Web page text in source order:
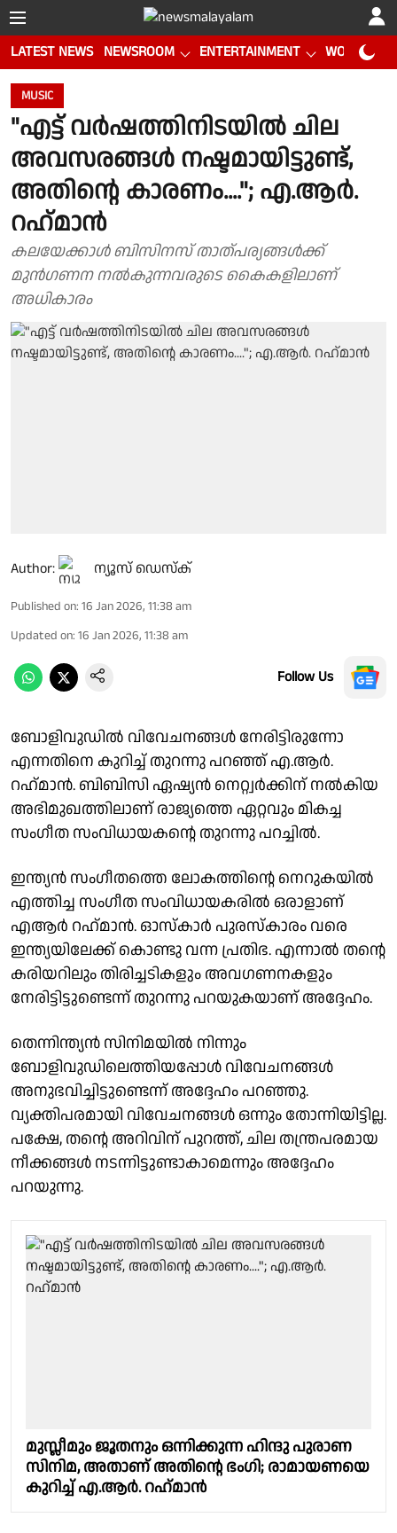
LATEST NEWS NEWSROOM ENTERTAINMENT WORLD CUP
MUSIC
"എട്ട് വര്‍ഷത്തിനിടയില്‍ ചില
അവസരങ്ങള്‍ നഷ്ടമായിട്ടുണ്ട്,
അതിന്റെ കാരണം...."; എ.ആര്‍.
റഹ്‌മാന്‍
കലയേക്കാള്‍ ബിസിനസ് താത്പര്യങ്ങള്‍ക്ക്
മുന്‍ഗണന നല്‍കുന്നവരുടെ കൈകളിലാണ്
അധികാരം
Author: ന്യൂസ് ഡെസ്ക്
Published on: 16 Jan 2026, 11:38 am
Updated on: 16 Jan 2026, 11:38 am
Follow Us
ബോളിവുഡില്‍ വിവേചനങ്ങള്‍ നേരിട്ടിരുന്നോ
എന്നതിനെ കുറിച്ച് തുറന്നു പറഞ്ഞ് എ.ആര്‍.
റഹ്‌മാന്‍. ബിബിസി ഏഷ്യന്‍ നെറ്റ്വര്‍ക്കിന് നല്‍കിയ
അഭിമുഖത്തിലാണ് രാജ്യത്തെ ഏറ്റവും മികച്ച
സംഗീത സംവിധായകന്റെ തുറന്നു പറച്ചില്‍.
ഇന്ത്യന്‍ സംഗീതത്തെ ലോകത്തിന്റെ നെറുകയില്‍
എത്തിച്ച സംഗീത സംവിധായകരില്‍ ഒരാളാണ്
എആര്‍ റഹ്‌മാന്‍. ഓസ്‌കാര്‍ പുരസ്‌കാരം വരെ
ഇന്ത്യയിലേക്ക് കൊണ്ടു വന്ന പ്രതിഭ. എന്നാല്‍ തന്റെ
കരിയറിലും തിരിച്ചടികളും അവഗണനകളും
നേരിട്ടിട്ടുണ്ടെന്ന് തുറന്നു പറയുകയാണ് അദ്ദേഹം.
തെന്നിന്ത്യന്‍ സിനിമയില്‍ നിന്നും
ബോളിവുഡിലെത്തിയപ്പോള്‍ വിവേചനങ്ങള്‍
അനുഭവിച്ചിട്ടുണ്ടെന്ന് അദ്ദേഹം പറഞ്ഞു.
വ്യക്തിപരമായി വിവേചനങ്ങള്‍ ഒന്നും തോന്നിയിട്ടില്ല.
പക്ഷേ, തന്റെ അറിവിന് പുറത്ത്, ചില തന്ത്രപരമായ
നീക്കങ്ങള്‍ നടന്നിട്ടുണ്ടാകാമെന്നും അദ്ദേഹം
പറയുന്നു.
മുസ്ലീമും ജൂതനും ഒന്നിക്കുന്ന ഹിന്ദു പുരാണ
സിനിമ, അതാണ് അതിന്റെ ഭംഗി; രാമായണയെ
കുറിച്ച് എ.ആര്‍. റഹ്‌മാന്‍